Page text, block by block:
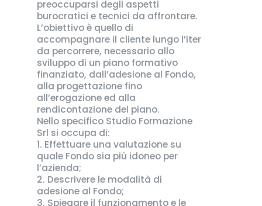
preoccuparsi degli aspetti
burocratici e tecnici da affrontare.
L’obiettivo è quello di
accompagnare il cliente lungo l’iter
da percorrere, necessario allo
sviluppo di un piano formativo
finanziato, dall’adesione al Fondo,
alla progettazione fino
all’erogazione ed alla
rendicontazione del piano.
Nello specifico Studio Formazione
Srl si occupa di:
1. Effettuare una valutazione su
quale Fondo sia più idoneo per
l’azienda;
2. Descrivere le modalità di
adesione al Fondo;
3. Spiegare il funzionamento e le